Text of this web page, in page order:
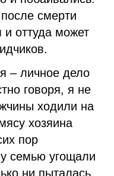
смерти
оттуда может
– личное дело
говоря, я не
ходили на
хозяина
пор
семью угощали
ни пыталась,